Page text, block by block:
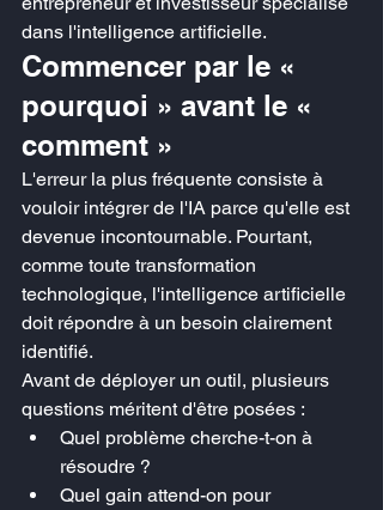
dans l'intelligence artificielle.
Commencer par le «
pourquoi » avant le «
comment »
L'erreur la plus fréquente consiste à
vouloir intégrer de l'IA parce qu'elle est
devenue incontournable. Pourtant,
comme toute transformation
technologique, l'intelligence artificielle
doit répondre à un besoin clairement
identifié.
Avant de déployer un outil, plusieurs
questions méritent d'être posées :
Quel problème cherche-t-on à
résoudre ?
Quel gain attend-on pour